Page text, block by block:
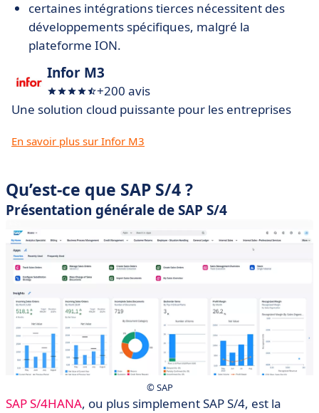
certaines intégrations tierces nécessitent des
développements spécifiques, malgré la
plateforme ION.
Infor M3
+200 avis
Une solution cloud puissante pour les entreprises
En savoir plus sur Infor M3
Qu’est-ce que SAP S/4 ?
Présentation générale de SAP S/4
© SAP
SAP S/4HANA, ou plus simplement SAP S/4, est la